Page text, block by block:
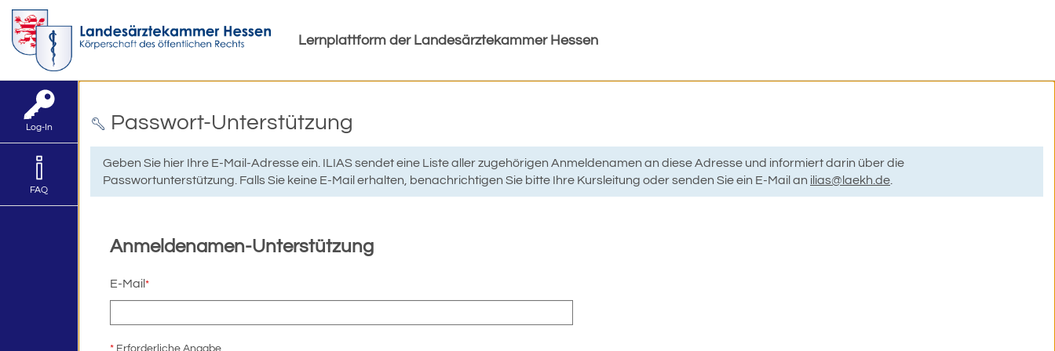
Lernplattform der Landesärztekammer Hessen
Log-In
FAQ
Passwort-Unterstützung
Geben Sie hier Ihre E-Mail-Adresse ein. ILIAS sendet eine Liste aller zugehörigen Anmeldenamen an diese Adresse und informiert darin über die
Passwortunterstützung. Falls Sie keine E-Mail erhalten, benachrichtigen Sie bitte Ihre Kursleitung oder senden Sie ein E-Mail an ilias@laekh.de
Anmeldenamen-Unterstützung
E-Mail*
* Erforderliche Angabe